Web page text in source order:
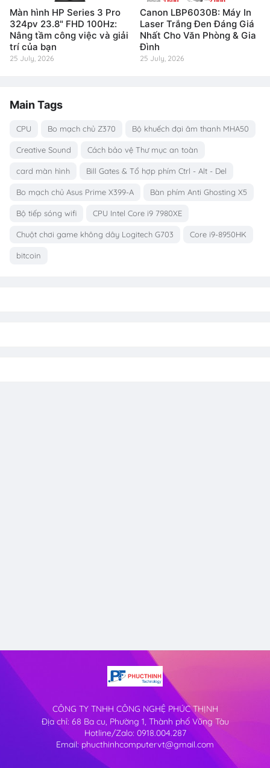
Màn hình HP Series 3 Pro
324pv 23.8" FHD 100Hz:
Nâng tầm công việc và giải
trí của bạn
25 July, 2026
Canon LBP6030B: Máy In
Laser Trắng Đen Đáng Giá
Nhất Cho Văn Phòng & Gia
Đình
25 July, 2026
Main Tags
CPU Bo mạch chủ Z370 Bộ khuếch đại âm thanh MHA50
Creative Sound Cách bảo vệ Thư mục an toàn
card màn hình Bill Gates & Tổ hợp phím Ctrl - Alt - Del
Bo mạch chủ Asus Prime X399-A Bàn phím Anti Ghosting X5
Bộ tiếp sóng wifi CPU Intel Core i9 7980XE
Chuột chơi game không dây Logitech G703 Core i9-8950HK
bitcoin
CÔNG TY TNHH CÔNG NGHỆ PHÚC THỊNH
Địa chỉ: 68 Ba cu, Phường 1, Thành phố Vũng Tàu
Hotline/Zalo: 0918.004.287
Email: phucthinhcomputervt@gmail.com